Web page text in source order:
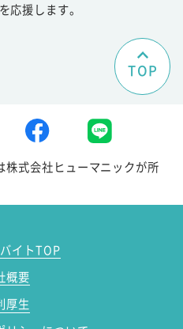
応援します。
TOP
株式会社ヒューマニックが所
イトTOP
概要
厚生